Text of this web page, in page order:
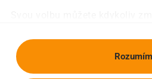
Rozumím